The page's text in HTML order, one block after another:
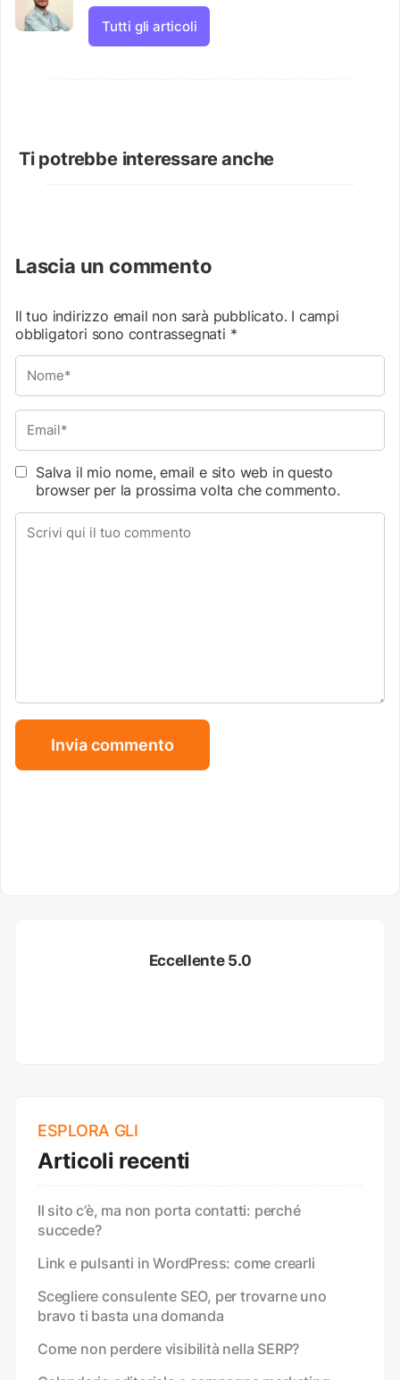
Tutti gli articoli
Ti potrebbe interessare anche
Lascia un commento
Il tuo indirizzo email non sarà pubblicato. I campi
obbligatori sono contrassegnati *
Salva il mio nome, email e sito web in questo
browser per la prossima volta che commento.
Eccellente 5.0
ESPLORA GLI
Articoli recenti
Il sito c’è, ma non porta contatti: perché
succede?
Link e pulsanti in WordPress: come crearli
Scegliere consulente SEO, per trovarne uno
bravo ti basta una domanda
Come non perdere visibilità nella SERP?